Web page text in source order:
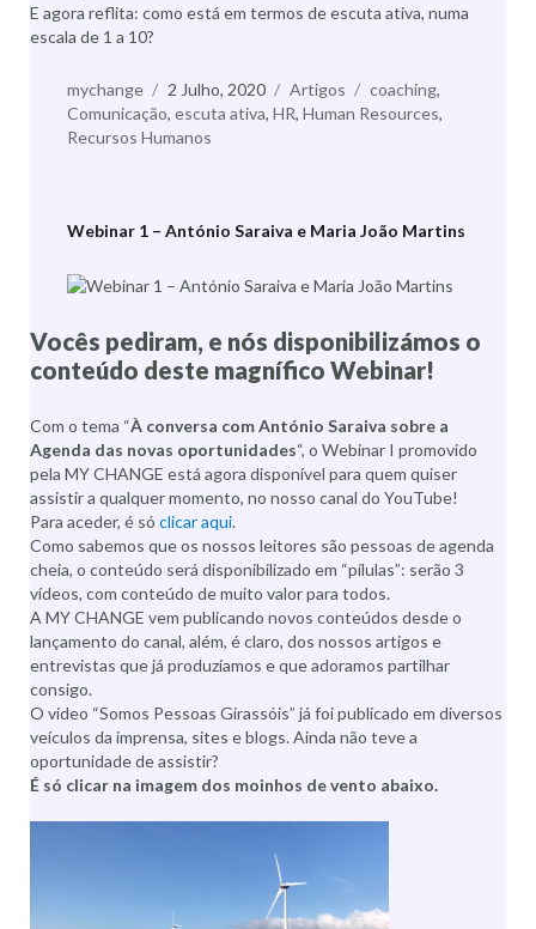
E agora reflita: como está em termos de escuta ativa, numa
escala de 1 a 10?
Autor
mychange
Publicado
a
2 Julho, 2020 Categorias
Artigos Etiquetas
coaching,
Comunicação, escuta ativa, HR, Human Resources,
Recursos Humanos
Webinar 1 – António Saraiva e Maria João Martins
Vocês pediram, e nós disponibilizámos o
conteúdo deste magnífico Webinar!
Com o tema “À conversa com António Saraiva sobre a
Agenda das novas oportunidades“, o Webinar I promovido
pela MY CHANGE está agora disponível para quem quiser
assistir a qualquer momento, no nosso canal do YouTube!
Para aceder, é só clicar aqui.
Como sabemos que os nossos leitores são pessoas de agenda
cheia, o conteúdo será disponibilizado em “pílulas”: serão 3
vídeos, com conteúdo de muito valor para todos.
A MY CHANGE vem publicando novos conteúdos desde o
lançamento do canal, além, é claro, dos nossos artigos e
entrevistas que já produzíamos e que adoramos partilhar
consigo.
O vídeo “Somos Pessoas Girassóis” já foi publicado em diversos
veículos da imprensa, sites e blogs. Ainda não teve a
oportunidade de assistir?
É só clicar na imagem dos moinhos de vento abaixo.